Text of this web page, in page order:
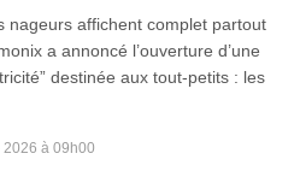
nageurs affichent complet partout
a annoncé l’ouverture d’une
destinée aux tout-petits : les
2026 à 09h00